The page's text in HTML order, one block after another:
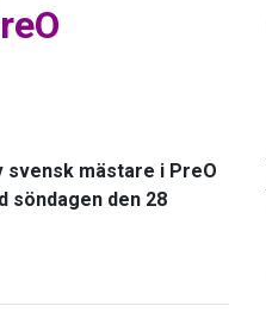
mästare i PreO
söndagen den 28